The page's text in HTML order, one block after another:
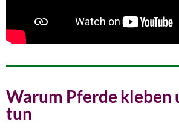
Warum Pferde kleben
tun